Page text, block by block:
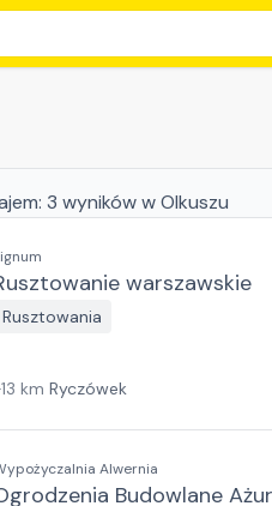
3 wynikóww Olkuszu
warszawskie
Rusztowania
13 km Ryczówek
Alwernia
Budowlane